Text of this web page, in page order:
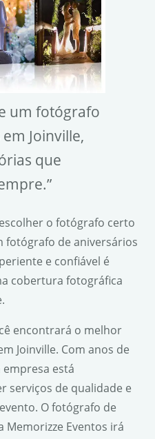
um fotógrafo
Joinville,
que
o fotógrafo certo
fotógrafo de aniversários
e confiável é
cobertura fotográfica
encontrará o melhor
Joinville. Com anos de
está
serviços de qualidade e
O fotógrafo de
Memorizze Eventos irá